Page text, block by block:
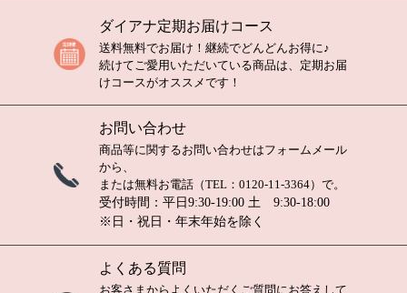
ダイアナ定期お届けコース
送料無料でお届け！継続でどんどんお得に♪
続けてご愛用いただいている商品は、定期お届
けコースがオススメです！
お問い合わせ
商品等に関するお問い合わせはフォームメール
から、
または無料お電話（TEL： 0120-11-3364）で。
受付時間：平日9:30-19:00 土 9:30-18:00
※日・祝日・年末年始を除く
よくある質問
お客さまからよくいただくご質問にお答えして